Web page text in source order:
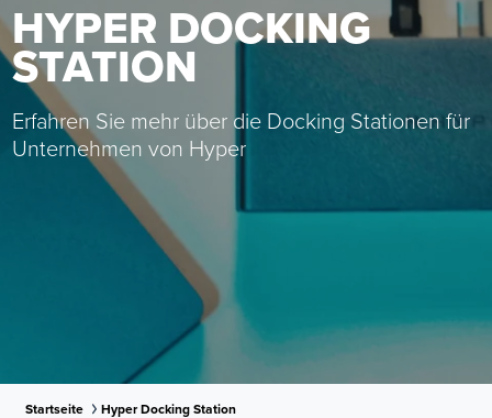
HYPER DOCKING
STATION
Erfahren Sie mehr über die Docking Stationen für
Unternehmen von Hyper
Startseite Hyper Docking Station